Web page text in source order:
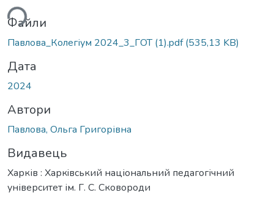
Файли
Павлова_Колегіум 2024_3_ГОТ (1).pdf(535,13 KB)
Дата
2024
Автори
Павлова, Ольга Григорівна
Видавець
Харків : Харкiвський національний педагогічний
університет ім. Г. С. Сковороди